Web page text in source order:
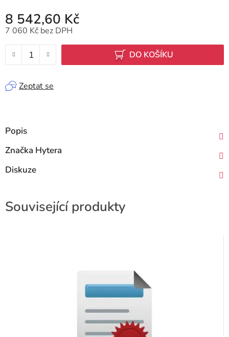
8 542,60 Kč
7 060 Kč bez DPH
DO KOŠÍKU
Zeptat se
Popis
Značka Hytera
Diskuze
Související produkty